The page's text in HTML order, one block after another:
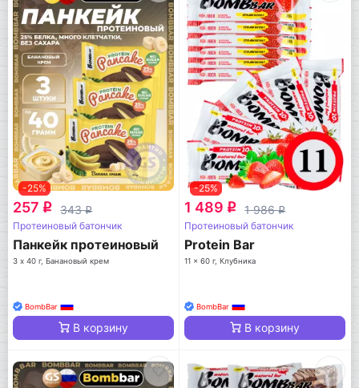
-25%
257 q 343q
Протеиновый батончик
Панкейк протеиновый
3 х 40 г, Банановый крем
BombBar
В корзину
-25%
1 489 q 1 986q
Протеиновый батончик
Protein Bar
11 x 60 г, Клубника
BombBar
В корзину